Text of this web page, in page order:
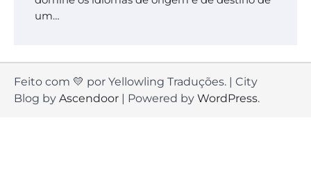
um…
Feito com 💛 por Yellowling Traduções. | City
Blog by Ascendoor | Powered by WordPress.